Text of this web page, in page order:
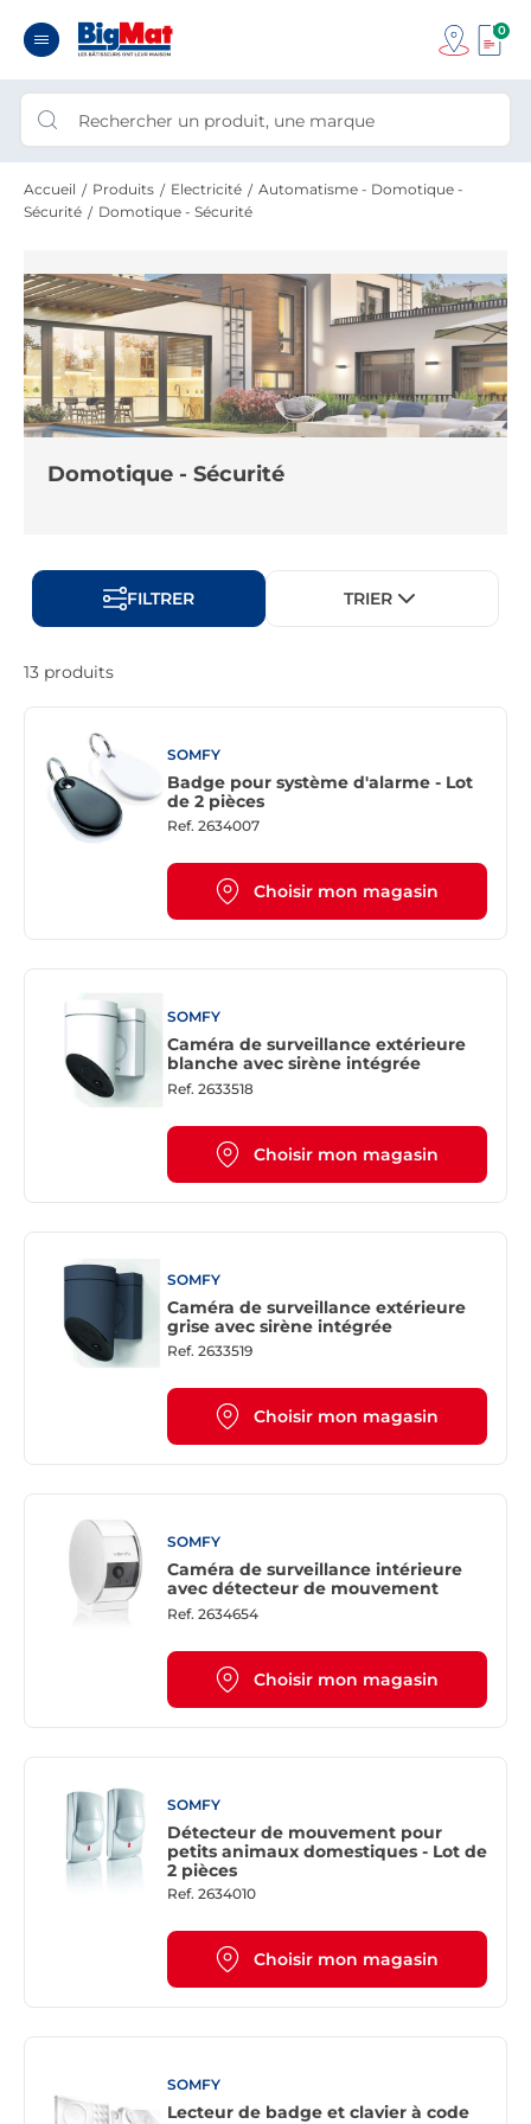
0
Accueil Produits Electricité
Automatisme - Domotique -
Sécurité
Domotique - Sécurité
Domotique - Sécurité
FILTRER TRIER
13 produits
SOMFY
Badge pour système d'alarme - Lot
de 2 pièces
Ref. 2634007
Choisir mon magasin
SOMFY
Caméra de surveillance extérieure
blanche avec sirène intégrée
Ref. 2633518
Choisir mon magasin
SOMFY
Caméra de surveillance extérieure
grise avec sirène intégrée
Ref. 2633519
Choisir mon magasin
SOMFY
Caméra de surveillance intérieure
avec détecteur de mouvement
Ref. 2634654
Choisir mon magasin
SOMFY
Détecteur de mouvement pour
petits animaux domestiques - Lot de
2 pièces
Ref. 2634010
Choisir mon magasin
SOMFY
Lecteur de badge et clavier à code